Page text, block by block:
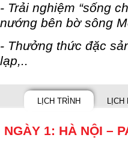
- Trải nghiệm “sống
nướng bên bờ sông
- Thưởng thức đặc
lạp,..
LỊCH TRÌNH LỊCH
NGÀY 1: HÀ NỘI –